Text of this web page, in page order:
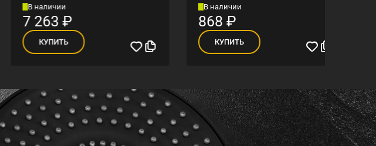
В наличии
7 263₽
КУПИТЬ
В наличии
868₽
КУПИТЬ